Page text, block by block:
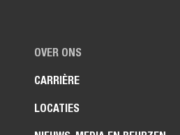
OVER ONS
CARRIÈRE
LOCATIES